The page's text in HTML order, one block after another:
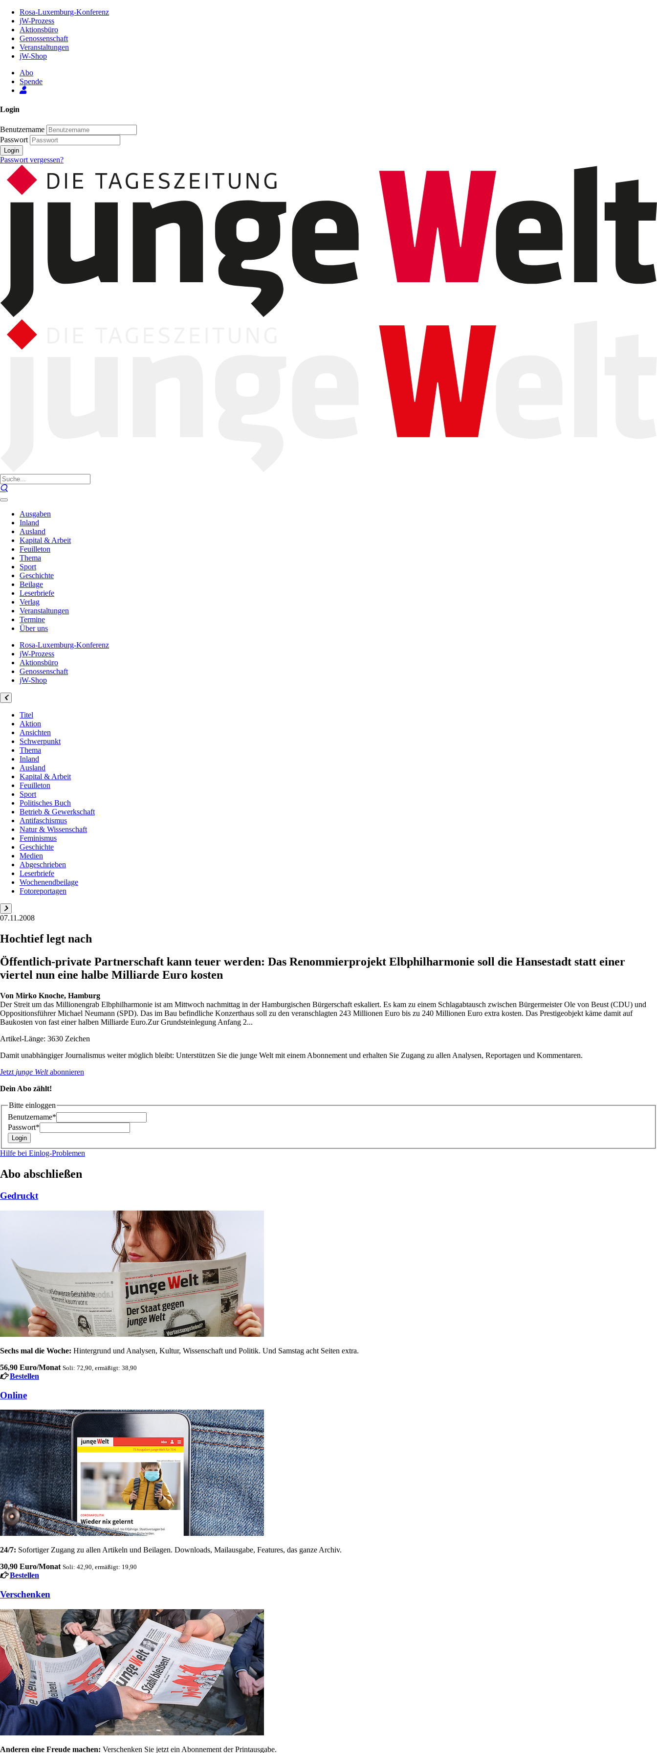
Inhalt
Seite
Rosa-Luxemburg-Konferenz
jW-Prozess
Aktionsbüro
Genossenschaft
Veranstaltungen
jW-Shop
Abo
Spende
Login
Benutzername
Passwort
Login
Passwort vergessen?
Ausgaben
Inland
Ausland
Kapital & Arbeit
Feuilleton
Thema
Sport
Geschichte
Beilage
Leserbriefe
Verlag
Veranstaltungen
Termine
Über uns
Rosa-Luxemburg-Konferenz
jW-Prozess
Aktionsbüro
Genossenschaft
jW-Shop
Titel
Aktion
Ansichten
Schwerpunkt
Thema
Inland
Ausland
Kapital & Arbeit
Feuilleton
Sport
Politisches Buch
Betrieb & Gewerkschaft
Antifaschismus
Natur & Wissenschaft
Feminismus
Geschichte
Medien
Abgeschrieben
Leserbriefe
Wochenendbeilage
Fotoreportagen
07.11.2008
Hochtief legt nach
Öffentlich-private Partnerschaft kann teuer werden: Das Renommierprojekt Elbphilharmonie soll die Hansestadt statt einer
viertel nun eine halbe Milliarde Euro kosten
Von Mirko Knoche, Hamburg
Der Streit um das Millionengrab Elbphilharmonie ist am Mittwoch nachmittag in der Hamburgischen Bürgerschaft eskaliert. Es kam zu einem Schlagabtausch zwischen Bürgermeister Ole von Beust (CDU) und
Oppositionsführer Michael Neumann (SPD). Das im Bau befindliche Konzerthaus soll zu den veranschlagten 243 Millionen Euro bis zu 240 Millionen Euro extra kosten. Das Prestigeobjekt käme damit auf
Baukosten von fast einer halben Milliarde Euro.Zur Grundsteinlegung Anfang 2...
Artikel-Länge: 3630 Zeichen
Damit unabhängiger Journalismus weiter möglich bleibt: Unterstützen Sie die junge Welt mit einem Abonnement und erhalten Sie Zugang zu allen Analysen, Reportagen und Kommentaren.
Jetzt junge Weltabonnieren
Dein Abo zählt!
Bitte einloggen
Benutzername*
Passwort*
Hilfe bei Einlog-Problemen
Abo abschließen
Gedruckt
Sechs mal die Woche: Hintergrund und Analysen, Kultur, Wissenschaft und Politik. Und Samstag acht Seiten extra.
56,90 Euro/Monat Soli: 72,90, ermäßigt: 38,90
Bestellen
Online
24/7: Sofortiger Zugang zu allen Artikeln und Beilagen. Downloads, Mailausgabe, Features, das ganze Archiv.
30,90 Euro/Monat Soli: 42,90, ermäßigt: 19,90
Bestellen
Verschenken
Anderen eine Freude machen: Verschenken Sie jetzt ein Abonnement der Printausgabe.